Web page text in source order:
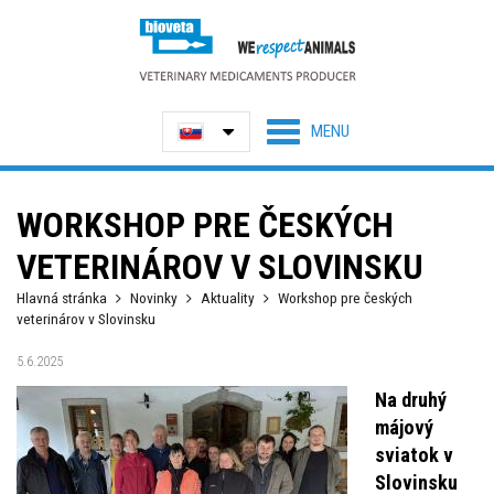
WORKSHOP PRE ČESKÝCH
VETERINÁROV V SLOVINSKU
Hlavná stránka Novinky Aktuality
Workshop pre českých
veterinárov v Slovinsku
5.6.2025
Na druhý
májový
sviatok v
Slovinsku